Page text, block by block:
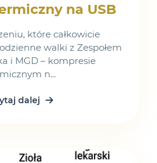
na USB
które całkowicie
walki z Zespołem
i MGD – kompresie
n...
dalej